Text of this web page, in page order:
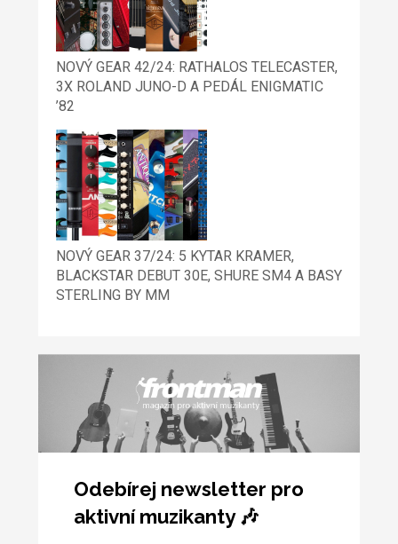
NOVÝ GEAR 42/24: RATHALOS TELECASTER,
3X ROLAND JUNO-D A PEDÁL ENIGMATIC
’82
NOVÝ GEAR 37/24: 5 KYTAR KRAMER,
BLACKSTAR DEBUT 30E, SHURE SM4 A BASY
STERLING BY MM
Odebírej newsletter pro
aktivní muzikanty 🎶